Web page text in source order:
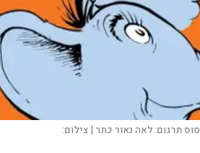
תרגום: לאה נאור כתר | צילום: